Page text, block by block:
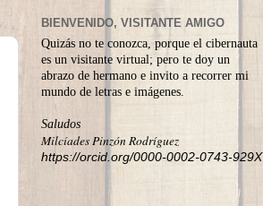
BIENVENIDO, VISITANTE AMIGO
Quizás no te conozca, porque el cibernauta
es un visitante virtual; pero te doy un
abrazo de hermano e invito a recorrer mi
mundo de letras e imágenes.
Saludos
Milcíades Pinzón Rodríguez
https://orcid.org/0000-0002-0743-929X